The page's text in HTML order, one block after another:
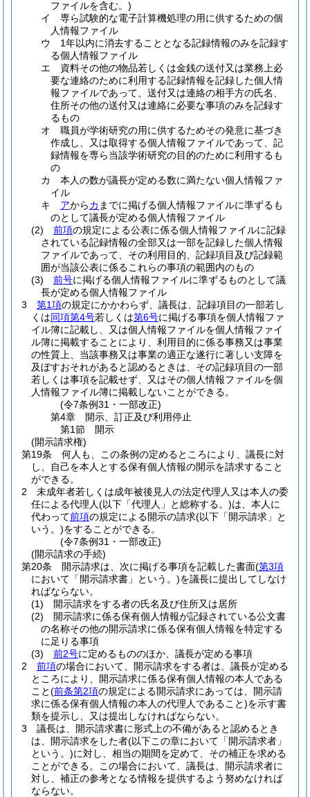
ファイルを含む。)
イ
専ら試験的な電子計算機処理の用に供するための個
人情報ファイル
ウ
1年以内に消去することとなる記録情報のみを記録す
る個人情報ファイル
エ
資料その他の物品若しくは金銭の送付又は業務上必
要な連絡のために利用する記録情報を記録した個人情
報ファイルであって、送付又は連絡の相手方の氏名、
住所その他の送付又は連絡に必要な事項のみを記録す
るもの
オ
職員が学術研究の用に供するためその発意に基づき
作成し、又は取得する個人情報ファイルであって、記
録情報を専ら当該学術研究の目的のために利用するも
の
カ
本人の数が議長が定める数に満たない個人情報ファ
イル
キ
アからカ までに掲げる個人情報ファイルに準ずるも
のとして議長が定める個人情報ファイル
(2)
前項の規定による公表に係る個人情報ファイルに記録
されている記録情報の全部又は一部を記録した個人情報
ファイルであって、その利用目的、記録項目及び記録範
囲が当該公表に係るこれらの事項の範囲内のもの
(3)
前号に掲げる個人情報ファイルに準ずるものとして議
長が定める個人情報ファイル
3
第1項の規定にかかわらず、議長は、記録項目の一部若し
くは同項第4号若しくは第6号に掲げる事項を個人情報ファ
イル簿に記載し、又は個人情報ファイルを個人情報ファイ
ル簿に掲載することにより、利用目的に係る事務又は事業
の性質上、当該事務又は事業の適正な遂行に著しい支障を
及ぼすおそれがあると認めるときは、その記録項目の一部
若しくは事項を記載せず、又はその個人情報ファイルを個
人情報ファイル簿に掲載しないことができる。
(令7条例31・一部改正)
第4章
開示、訂正及び利用停止
第1節
開示
(開示請求権)
第19条
何人も、この条例の定めるところにより、議長に対
し、自己を本人とする保有個人情報の開示を請求すること
ができる。
2
未成年者若しくは成年被後見人の法定代理人又は本人の委
任による代理人(以下「代理人」と総称する。)は、本人に
代わって前項の規定による開示の請求(以下「開示請求」と
いう。)をすることができる。
(令7条例31・一部改正)
(開示請求の手続)
第20条
開示請求は、次に掲げる事項を記載した書面(第3項
において「開示請求書」という。)を議長に提出してしなけ
ればならない。
(1)
開示請求をする者の氏名及び住所又は居所
(2)
開示請求に係る保有個人情報が記録されている公文書
の名称その他の開示請求に係る保有個人情報を特定する
に足りる事項
(3)
前2号に定めるもののほか、議長が定める事項
2
前項の場合において、開示請求をする者は、議長が定める
ところにより、開示請求に係る保有個人情報の本人である
こと(前条第2項の規定による開示請求にあっては、開示請
求に係る保有個人情報の本人の代理人であること)を示す書
類を提示し、又は提出しなければならない。
3
議長は、開示請求書に形式上の不備があると認めるとき
は、開示請求をした者(以下この章において「開示請求者」
という。)に対し、相当の期間を定めて、その補正を求める
ことができる。
この場合において、議長は、開示請求者に
対し、補正の参考となる情報を提供するよう努めなければ
ならない。